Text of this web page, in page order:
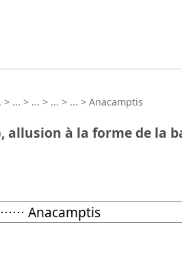
> ... > ... > ... > ... > Anacamptis
allusion à la forme de la